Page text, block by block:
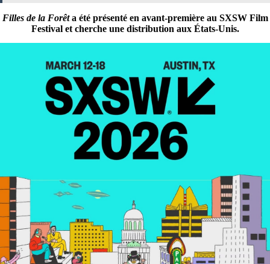
Filles de la Forêta été présenté en avant-première au SXSW Film
Festival et cherche une distribution aux États-Unis.